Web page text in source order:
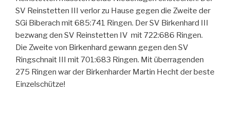
SV Reinstetten III verlor zu Hause gegen die Zweite der
SGi Biberach mit 685:741 Ringen. Der SV Birkenhard III
bezwang den SV Reinstetten IV mit 722:686 Ringen.
Die Zweite von Birkenhard gewann gegen den SV
Ringschnait III mit 701:683 Ringen. Mit überragenden
275 Ringen war der Birkenharder Martin Hecht der beste
Einzelschütze!